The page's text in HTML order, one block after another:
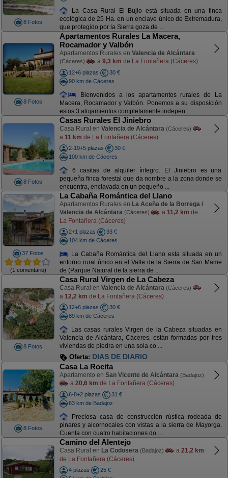
8 Fotos
La Casa Rural El Bujio está situada en una finca
ecológica de 25 Ha. en un enclave único de Extremadura,
que protegido por la Sierra goza de ...
8 Fotos
Apartamentos Rurales La Macera,
Rocamador y Valbón
Apartamentos Rurales en Valencia de Alcántara
(Cáceres) a 9,3 km de La Fontañera (Cáceres)
12+6 plazas
30 €
90 km de Cáceres
Bienvenidos a los apartamentos rurales de La
Macera, Rocamador y Valbón. Ponemos a su disposición
estos 3 alojamientos completamente indepen ...
8 Fotos
Casas Rurales El Jiniebro
Casa Rural en Valencia de Alcántara (Cáceres)
a 11 km de La Fontañera (Cáceres)
2-19+5 plazas
30 €
100 km de Cáceres
6 casitas de alquiler íntegro. El Jiniebro es una
pequeña finca forestal que da nombre a la zona donde se
encuentra, enclavada en un pequeño ...
37 Fotos
(1 comentario)
La Cabaña Romántica del Llano
Apartamentos Rurales en La Aceña de la Borrega /
Valencia de Alcántara (Cáceres) a 11,2 km de
La Fontañera (Cáceres)
2+1 plazas
33 €
104 km de Cáceres
La Cabaña Romántica del Llano esta situada en un
entorno rural único en el Valle de la Sierra de San Mame
de (Parque Natural de la sierra de ...
8 Fotos
Casa Rural Virgen de La Cabeza
Casa Rural en Valencia de Alcántara (Cáceres)
a 12,2 km de La Fontañera (Cáceres)
12+6 plazas
30 €
89 km de Cáceres
Las casas rurales Virgen de la Cabeza situadas en
Valencia de Alcántara, Cáceres, están formadas por tres
viviendas de piedra en una sola co ...
Oferta: DIAS DE DIARIO
8 Fotos
Casa La Rocita
Apartamento en San Vicente de Alcántara (Badajoz)
a 20,6 km de La Fontañera (Cáceres)
6-8+2 plazas
31 €
63 km de Badajoz
Preciosa casa de construcción rústica rodeada de
pinares y alcornocales con vistas a la sierra de Mayorga.
Cuenta con cuatro habitaciones do ...
Camino del Alentejo
Casa Rural en La Codosera (Badajoz) a 21,2 km
de La Fontañera (Cáceres)
4 plazas
25 €